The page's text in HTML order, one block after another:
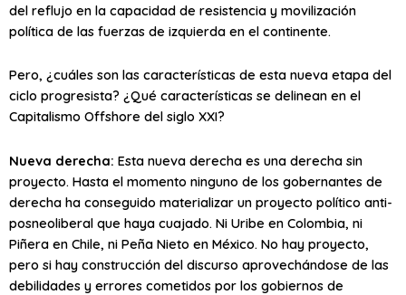
del reflujo en la capacidad de resistencia y movilización
política de las fuerzas de izquierda en el continente.
Pero, ¿cuáles son las características de esta nueva etapa del
ciclo progresista? ¿Qué características se delinean en el
Capitalismo Offshore del siglo XXI?
Nueva derecha: Esta nueva derecha es una derecha sin
proyecto. Hasta el momento ninguno de los gobernantes de
derecha ha conseguido materializar un proyecto político anti-
posneoliberal que haya cuajado. Ni Uribe en Colombia, ni
Piñera en Chile, ni Peña Nieto en México. No hay proyecto,
pero si hay construcción del discurso aprovechándose de las
debilidades y errores cometidos por los gobiernos de